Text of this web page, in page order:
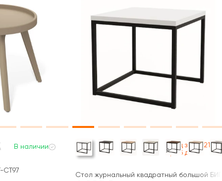
В наличии
CT97
Под заказ 21
раб дней
Стол журнальный квадратный большой